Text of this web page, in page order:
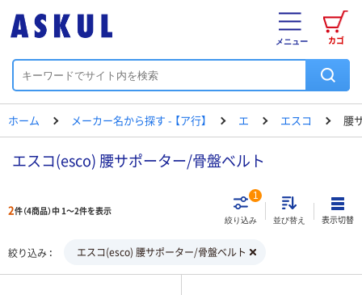
カゴ
メニュー
ホーム メーカー名から探す - 【ア行】 エ エスコ 腰
エスコ(esco) 腰サポーター/骨盤ベルト
2件（4商品）中 1～2件を表示
絞り込み
1
並び替え 表示切替
絞り込み エスコ(esco) 腰サポーター/骨盤ベルト